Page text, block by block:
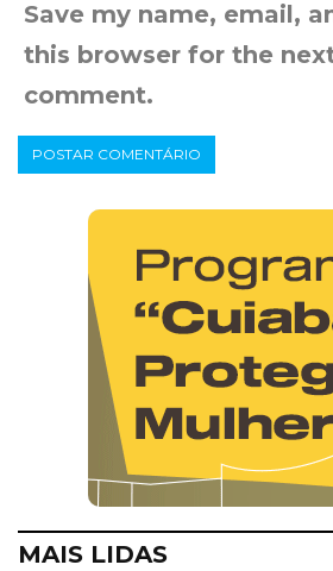
Save my name, email,
this browser for the
comment.
MAIS LIDAS